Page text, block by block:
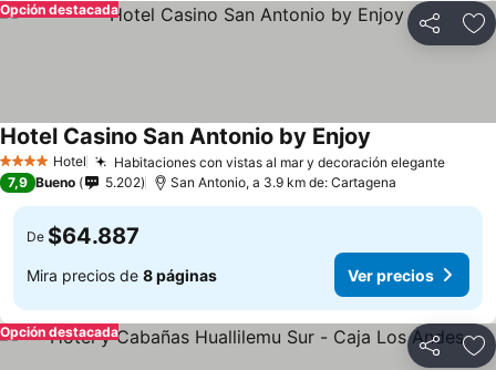
Compartir
Opción destacada
4 EstrellasHotel Habitaciones con vistas al mar y decoración eleganteVer
Hotel Casino San Antonio by Enjoy
7,9 Bueno 5.202 San Antonio, a 3.9 km de: Cartagena
De $64.887
Mira precios de 8 páginas Ver precios
Compartir
Opción destacada